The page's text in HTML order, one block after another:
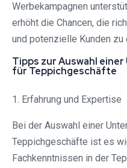
Werbekampagnen
erhöht die Chancen, die
und potenzielle Kunden zu
Tipps zur Auswahl
für Teppichgeschäfte
1. Erfahrung und Expertise
Bei der Auswahl einer
Teppichgeschäfte ist es
Fachkenntnissen in der